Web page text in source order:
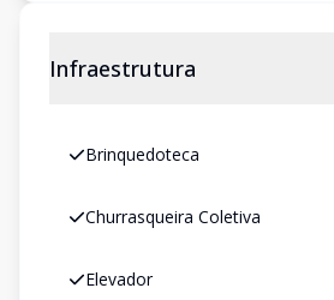
Infraestrutura
Brinquedoteca
Churrasqueira Coletiva
Elevador